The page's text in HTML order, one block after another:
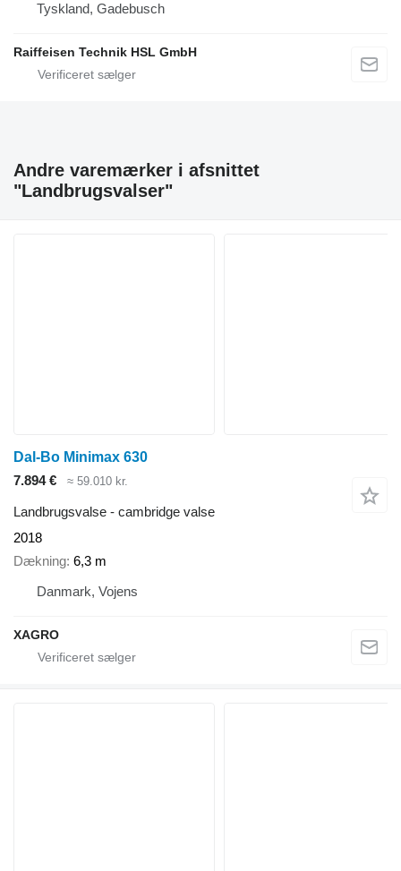
Tyskland, Gadebusch
Raiffeisen Technik HSL GmbH
Andre varemærker i afsnittet
"Landbrugsvalser"
Dal-Bo Minimax 630
7.894 €
≈ 59.010 kr.
Landbrugsvalse - cambridge valse
2018
Dækning 6,3 m
Danmark, Vojens
XAGRO